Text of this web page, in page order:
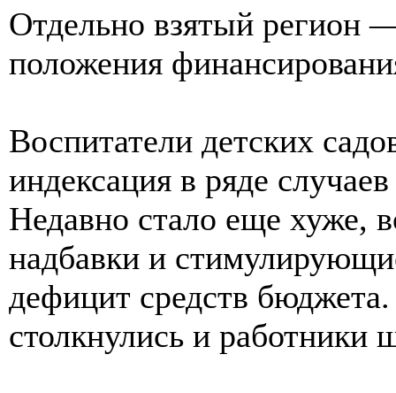
Отдельно взятый регион
положения
Воспитатели детских
индексация в ряде
Недавно стало еще хуже,
надбавки и
дефицит средств
столкнулись и работники